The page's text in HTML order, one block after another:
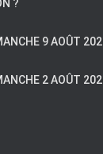
?
9 AOÛT
2 AOÛT